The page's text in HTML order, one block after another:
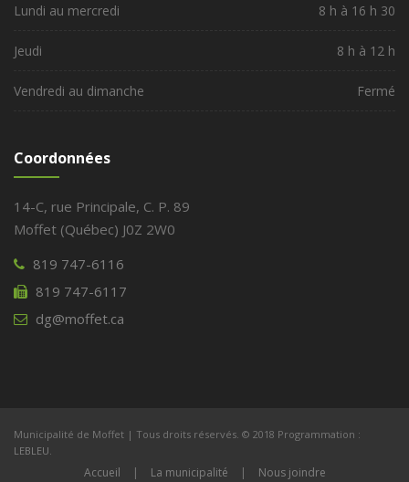
Lundi au mercredi 8 h à 16 h 30
Jeudi 8 h à 12 h
Vendredi au dimanche Fermé
Coordonnées
14-C, rue Principale, C. P. 89
Moffet (Québec) J0Z 2W0
819 747-6116
819 747-6117
dg@moffet.ca
Municipalité de Moffet | Tous droits réservés. © 2018 Programmation :
LEBLEU
Accueil | La municipalité | Nous joindre